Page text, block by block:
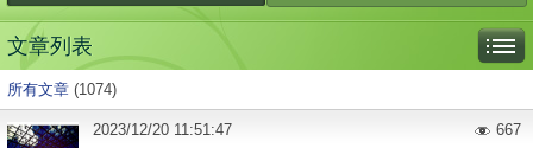
文章列表
所有文章 (1074)
2023/12/20 11:51:47 667